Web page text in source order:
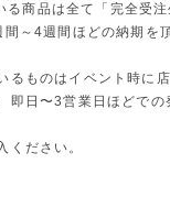
商品は全て「完全受
～4週間ほどの納期を
るものはイベント時に
即日〜3営業日ほどでの
ください。